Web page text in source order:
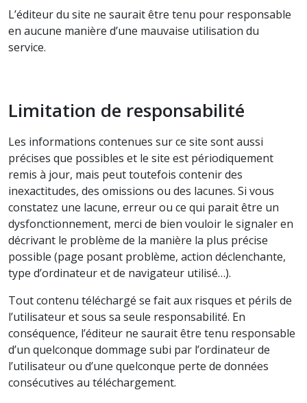
L’éditeur du site ne saurait être tenu pour responsable
en aucune manière d’une mauvaise utilisation du
service.
Limitation de responsabilité
Les informations contenues sur ce site sont aussi
précises que possibles et le site est périodiquement
remis à jour, mais peut toutefois contenir des
inexactitudes, des omissions ou des lacunes. Si vous
constatez une lacune, erreur ou ce qui parait être un
dysfonctionnement, merci de bien vouloir le signaler en
décrivant le problème de la manière la plus précise
possible (page posant problème, action déclenchante,
type d’ordinateur et de navigateur utilisé…).
Tout contenu téléchargé se fait aux risques et périls de
l’utilisateur et sous sa seule responsabilité. En
conséquence, l’éditeur ne saurait être tenu responsable
d’un quelconque dommage subi par l’ordinateur de
l’utilisateur ou d’une quelconque perte de données
consécutives au téléchargement.